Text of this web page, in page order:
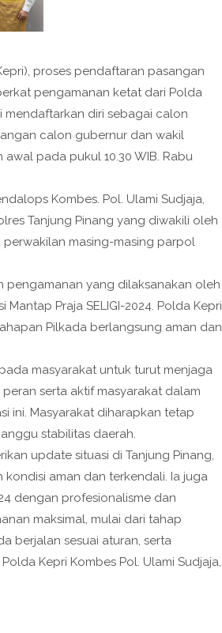
proses pendaftaran pasangan
pengamanan ketat dari Polda
mendaftarkan diri sebagai calon
calon gubernur dan wakil
pada pukul 10.30 WIB. Rabu
Kombes. Pol. Ulami Sudjaja,
Tanjung Pinang yang diwakili oleh
perwakilan masing-masing parpol
pengamanan yang dilaksanakan oleh
Praja SELIGI-2024. Polda Kepri
Pilkada berlangsung aman dan
masyarakat untuk turut menjaga
serta aktif masyarakat dalam
ini. Masyarakat diharapkan tetap
stabilitas daerah.
update situasi di Tanjung Pinang,
aman dan terkendali. Ia juga
dengan profesionalisme dan
maksimal, mulai dari tahap
berjalan sesuai aturan, serta
Kepri Kombes Pol. Ulami Sudjaja,